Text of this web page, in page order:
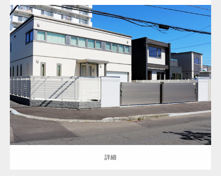
アプローチ 門まわり 駐車スペース お庭 天然芝
インターロッキング ロードヒーティング バーベキュースペース
門
柱・機能門柱
フェンス 角柱 土間コンクリート 東区 新築住宅
詳細
詳細